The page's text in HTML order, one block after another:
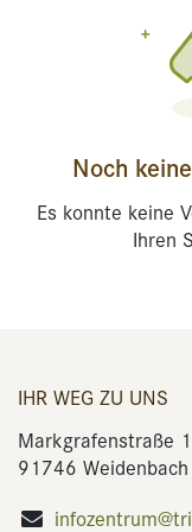
Noch
Es konnte keine
Ihren
IHR WEG ZU UNS
Markgrafenstraße
91746 Weidenbach